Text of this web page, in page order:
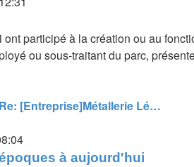
participé à la création ou au
ou sous-traitant du parc,
Re: [Entreprise]Métallerie Lé…
à aujourd'hui